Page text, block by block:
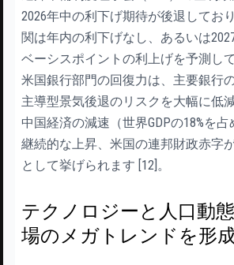
2026年中の利下げ期待が後退してお
関は年内の利下げなし、あるいは
ベーシスポイントの利上げを予測して
米国銀行部門の回復力は、主要銀行
主導型景気後退のリスクを大幅に低
中国経済の減速（世界GDPの18%を
継続的な上昇、米国の連邦財政赤字
として挙げられます [12]。
テクノロジーと人口動
場のメガトレンドを形